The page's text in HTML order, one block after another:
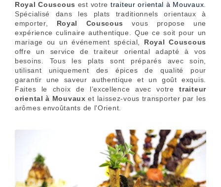
Royal Couscous est votre traiteur oriental à Mouvaux.
Spécialisé dans les plats traditionnels orientaux à
emporter, Royal Couscous
vous propose une
expérience culinaire authentique. Que ce soit pour un
mariage ou un événement spécial, Royal Couscous
offre un service de traiteur oriental adapté à vos
besoins. Tous les plats sont préparés avec soin,
utilisant uniquement des épices de qualité pour
garantir une saveur authentique et un goût exquis.
Faites le choix de l’excellence avec votre
traiteur
oriental à Mouvaux et laissez-vous transporter par les
arômes envoûtants de l'Orient.